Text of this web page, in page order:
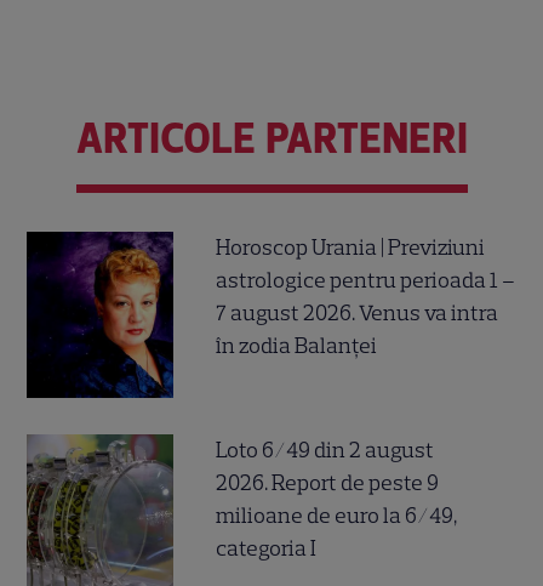
ARTICOLE PARTENERI
Horoscop Urania | Previziuni
astrologice pentru perioada 1 –
7 august 2026. Venus va intra
în zodia Balanței
Loto 6/49 din 2 august
2026. Report de peste 9
milioane de euro la 6/49,
categoria I